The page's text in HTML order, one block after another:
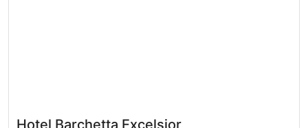
Hotel Barchetta Excelsior